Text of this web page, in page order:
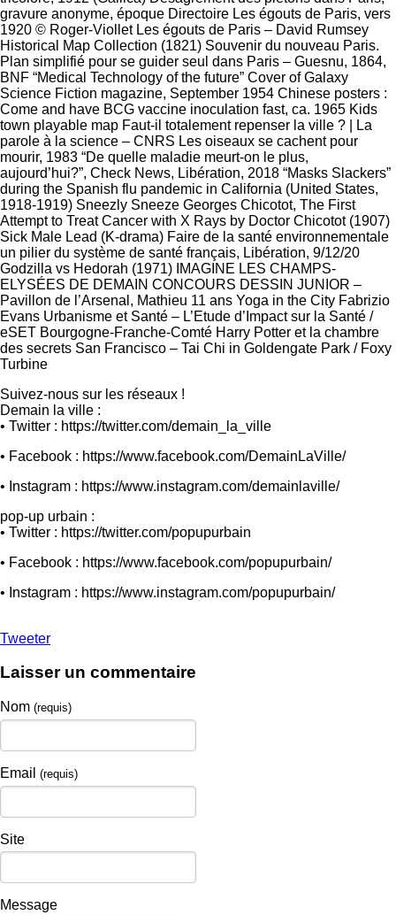
gravure anonyme, époque Directoire Les égouts de Paris, vers
1920 © Roger-Viollet Les égouts de Paris – David Rumsey
Historical Map Collection (1821) Souvenir du nouveau Paris.
Plan simplifié pour se guider seul dans Paris – Guesnu, 1864,
BNF “Medical Technology of the future” Cover of Galaxy
Science Fiction magazine, September 1954 Chinese posters :
Come and have BCG vaccine inoculation fast, ca. 1965 Kids
town playable map Faut-il totalement repenser la ville ? | La
parole à la science – CNRS Les oiseaux se cachent pour
mourir, 1983 “De quelle maladie meurt-on le plus,
aujourd’hui?”, Check News, Libération, 2018 “Masks Slackers”
during the Spanish flu pandemic in California (United States,
1918-1919) Sneezly Sneeze Georges Chicotot, The First
Attempt to Treat Cancer with X Rays by Doctor Chicotot (1907)
Sick Male Lead (K-drama) Faire de la santé environnementale
un pilier du système de santé français, Libération, 9/12/20
Godzilla vs Hedorah (1971) IMAGINE LES CHAMPS-
ELYSÉES DE DEMAIN CONCOURS DESSIN JUNIOR –
Pavillon de l’Arsenal, Mathieu 11 ans Yoga in the City Fabrizio
Evans Urbanisme et Santé – L’Etude d’Impact sur la Santé /
eSET Bourgogne-Franche-Comté Harry Potter et la chambre
des secrets San Francisco – Tai Chi in Goldengate Park / Foxy
Turbine
Suivez-nous sur les réseaux !
Demain la ville :
• Twitter : https://twitter.com/demain_la_ville
• Facebook : https://www.facebook.com/DemainLaVille/
• Instagram : https://www.instagram.com/demainlaville/
pop-up urbain :
• Twitter : https://twitter.com/popupurbain
• Facebook : https://www.facebook.com/popupurbain/
• Instagram : https://www.instagram.com/popupurbain/
Tweeter
Laisser un commentaire
Nom (requis)
Email (requis)
Site
Message